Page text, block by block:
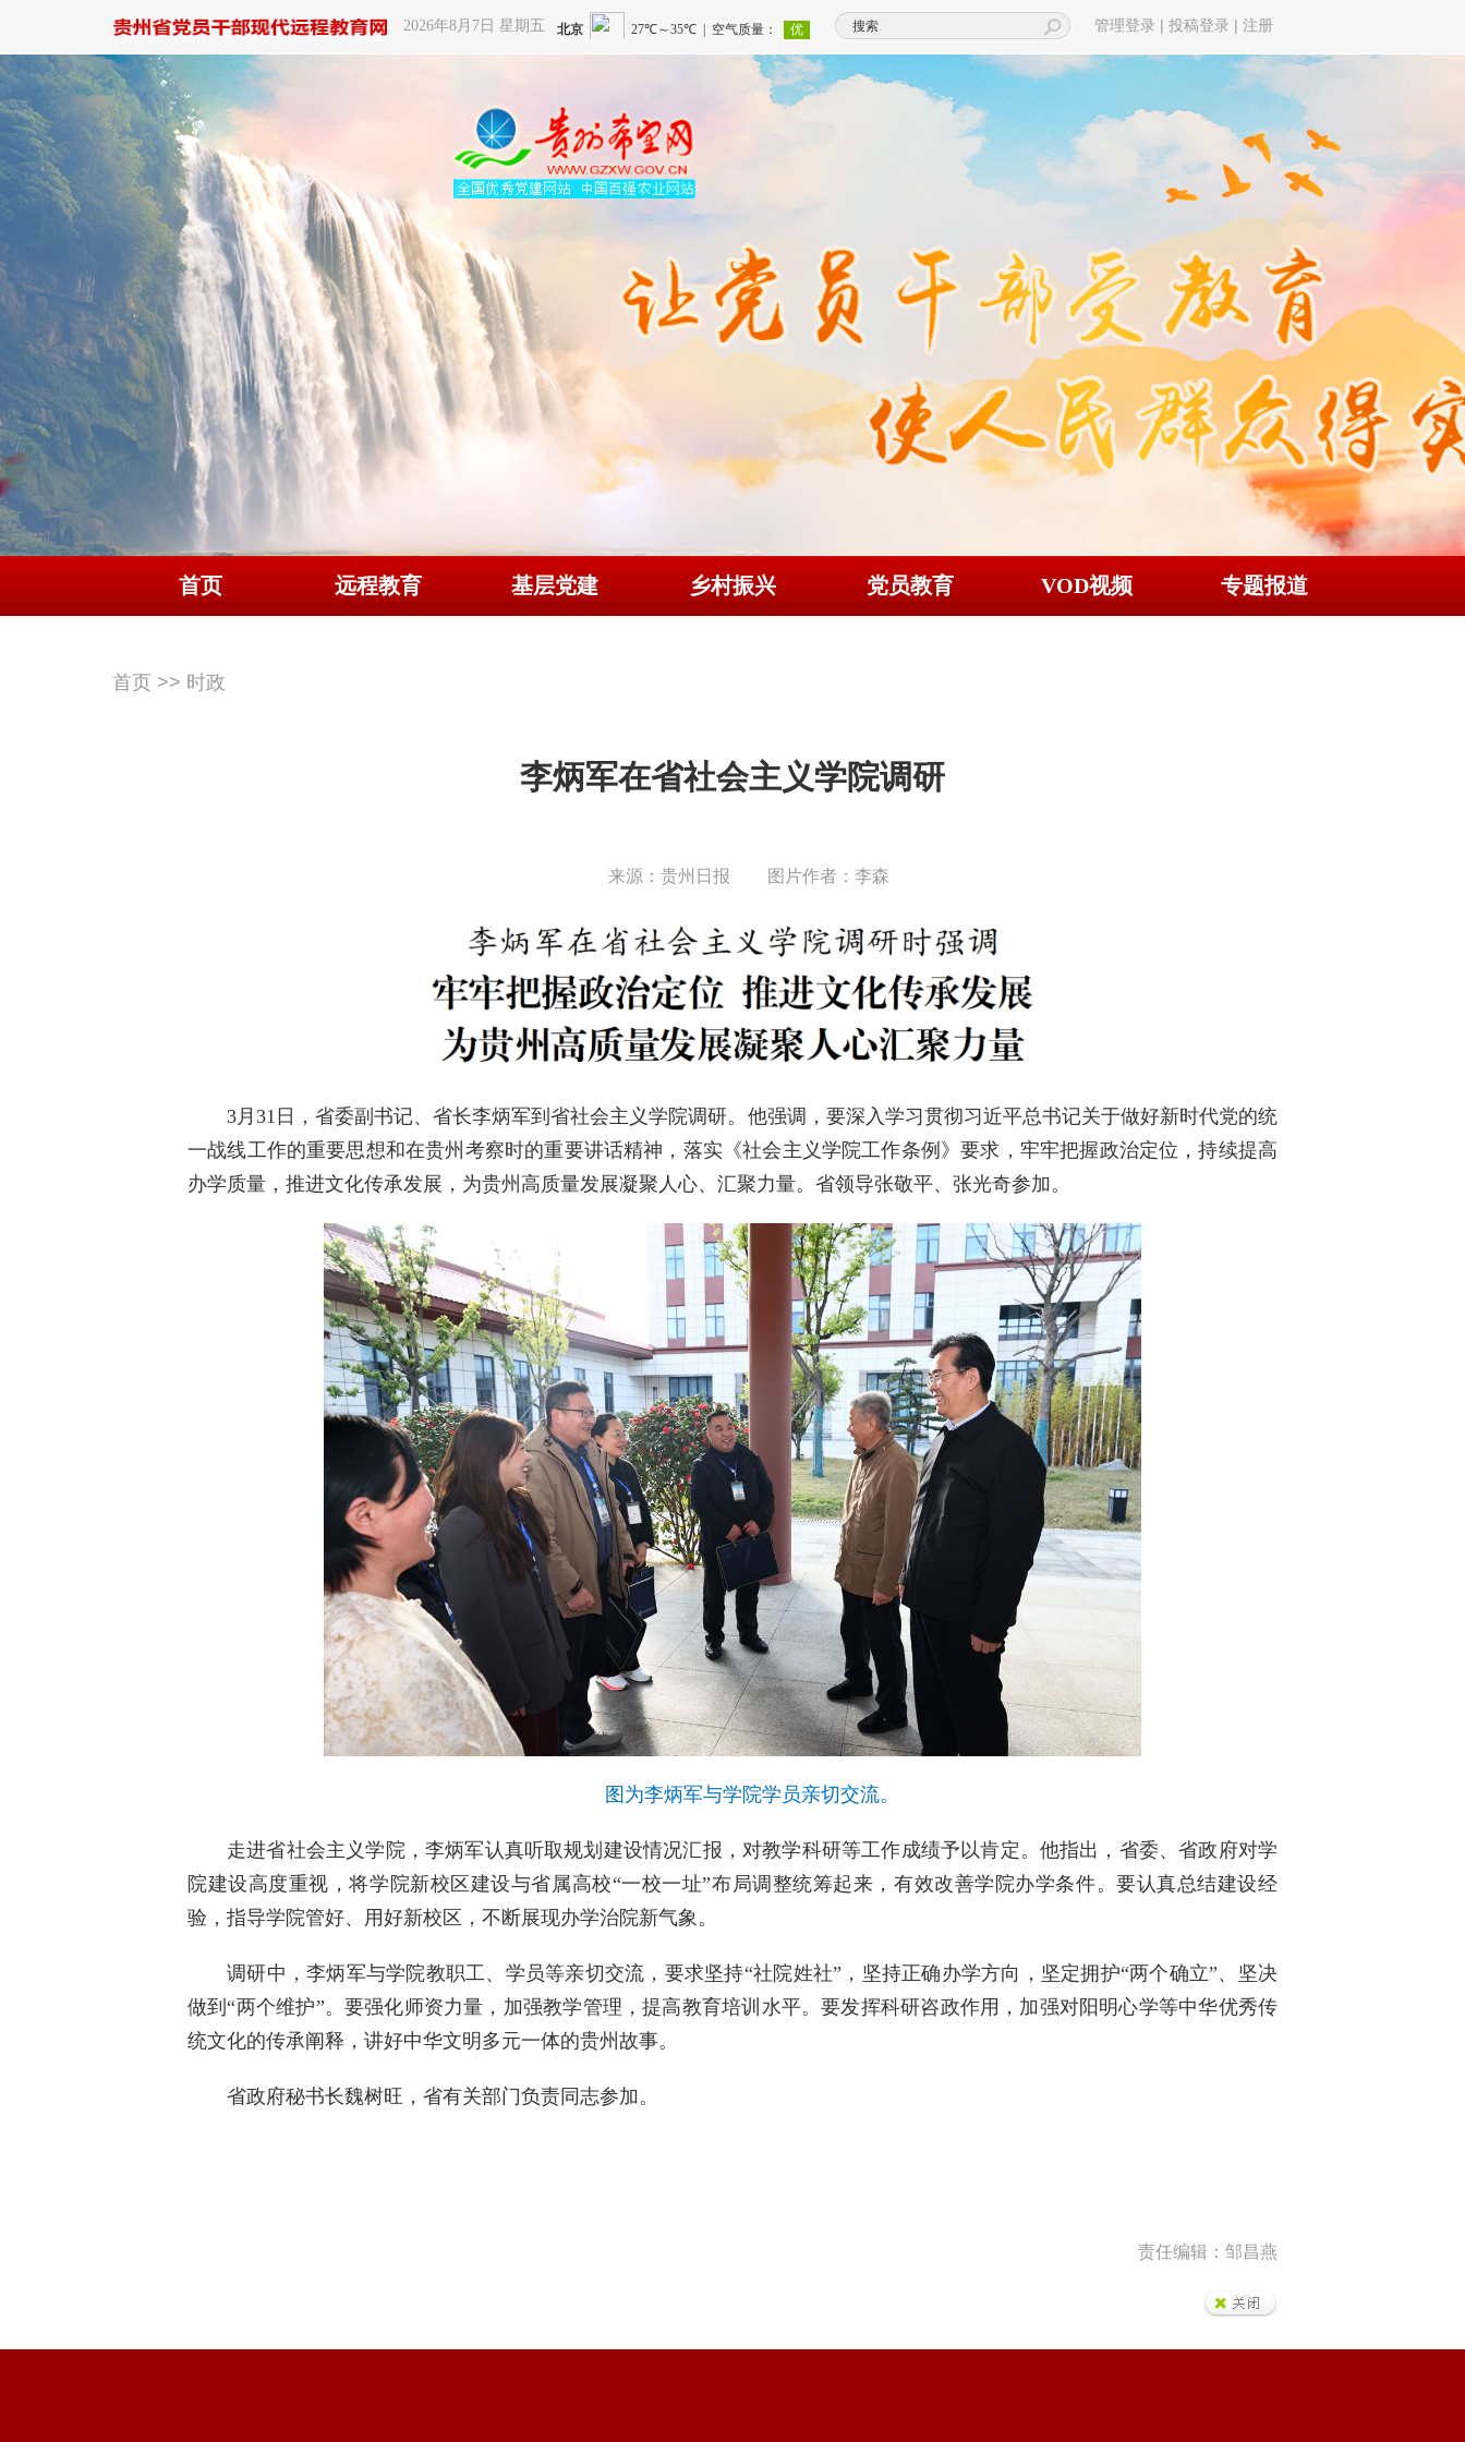
2026年8月7日 星期五 管理登录 | 投稿登录 | 注册
首页 远程教育 基层党建 乡村振兴 党员教育 VOD视频 专题报道
首页 >> 时政
李炳军在省社会主义学院调研
来源：贵州日报 图片作者：李森
3月31日，省委副书记、省长李炳军到省社会主义学院调研。他强调，要深入学习贯彻习近平总书记关于做好新时代党的统
一战线工作的重要思想和在贵州考察时的重要讲话精神，落实《社会主义学院工作条例》要求，牢牢把握政治定位，持续提高
办学质量，推进文化传承发展，为贵州高质量发展凝聚人心、汇聚力量。省领导张敬平、张光奇参加。
图为李炳军与学院学员亲切交流。
走进省社会主义学院，李炳军认真听取规划建设情况汇报，对教学科研等工作成绩予以肯定。他指出，省委、省政府对学
院建设高度重视，将学院新校区建设与省属高校“一校一址”布局调整统筹起来，有效改善学院办学条件。要认真总结建设经
验，指导学院管好、用好新校区，不断展现办学治院新气象。
调研中，李炳军与学院教职工、学员等亲切交流，要求坚持“社院姓社”，坚持正确办学方向，坚定拥护“两个确立”、坚决
做到“两个维护”。要强化师资力量，加强教学管理，提高教育培训水平。要发挥科研咨政作用，加强对阳明心学等中华优秀传
统文化的传承阐释，讲好中华文明多元一体的贵州故事。
省政府秘书长魏树旺，省有关部门负责同志参加。
责任编辑：邹昌燕